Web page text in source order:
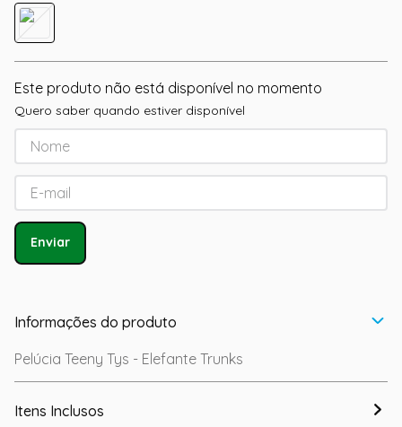
Este produto não está disponível no momento
Quero saber quando estiver disponível
Enviar
Informações do produto
Pelúcia Teeny Tys - Elefante Trunks
Itens Inclusos